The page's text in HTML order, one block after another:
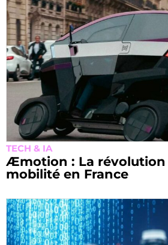
TECH & IA
Æmotion : La révolution
mobilité en France